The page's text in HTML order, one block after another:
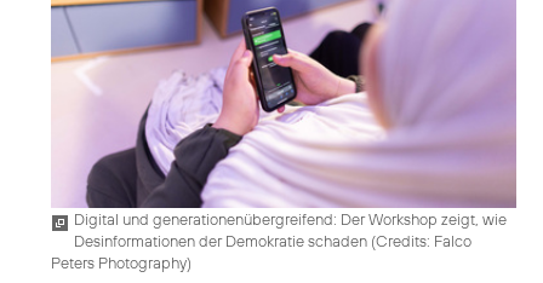
Digital und generationenübergreifend: Der Workshop zeigt, wie
Desinformationen der Demokratie schaden (Credits: Falco
Peters Photography)